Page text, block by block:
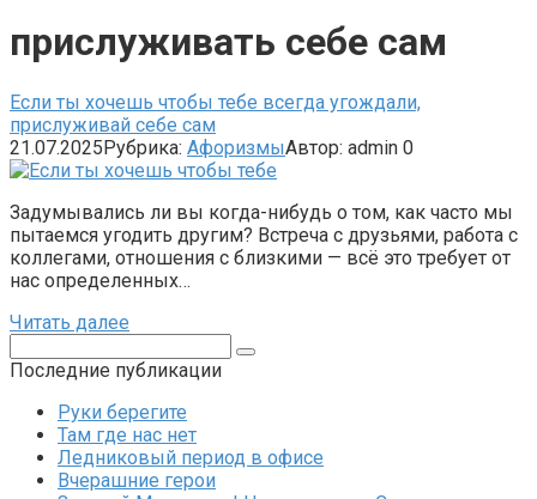
прислуживать себе сам
Если ты хочешь чтобы тебе всегда угождали,
прислуживай себе сам
21.07.2025Рубрика: АфоризмыАвтор: admin 0
Задумывались ли вы когда-нибудь о том, как часто мы
пытаемся угодить другим? Встреча с друзьями, работа с
коллегами, отношения с близкими — всё это требует от
нас определенных…
Читать далее
Последние публикации
Руки берегите
Там где нас нет
Ледниковый период в офисе
Вчерашние герои